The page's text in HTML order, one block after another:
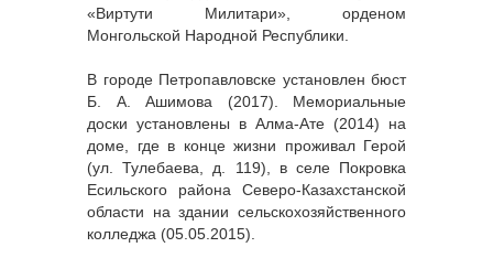
«Виртути Милитари», орденом
Монгольской Народной Республики.
В городе Петропавловске установлен бюст
Б. А. Ашимова (2017). Мемориальные
доски установлены в Алма-Ате (2014) на
доме, где в конце жизни проживал Герой
(ул. Тулебаева, д. 119), в селе Покровка
Есильского района Северо-Казахстанской
области на здании сельскохозяйственного
колледжа (05.05.2015).